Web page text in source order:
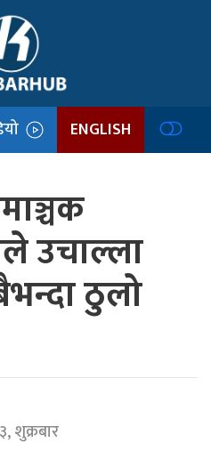
ENGLISH
उचाल्ला
ठुलो
शुक्रबार